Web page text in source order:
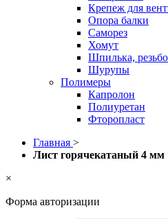
Крепеж для
Опора балки
Саморез
Хомут
Шпилька,
Шурупы
Полимеры
Капролон
Полиуретан
Фторопласт
Главная >
Лист горячекатаный 4 мм
×
Форма авторизации